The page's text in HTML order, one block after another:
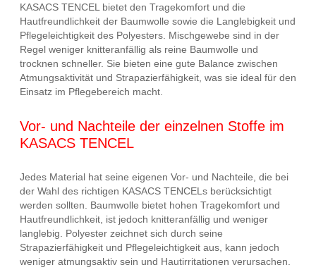
KASACS TENCEL bietet den Tragekomfort und die
Hautfreundlichkeit der Baumwolle sowie die Langlebigkeit und
Pflegeleichtigkeit des Polyesters. Mischgewebe sind in der
Regel weniger knitteranfällig als reine Baumwolle und
trocknen schneller. Sie bieten eine gute Balance zwischen
Atmungsaktivität und Strapazierfähigkeit, was sie ideal für den
Einsatz im Pflegebereich macht.
Vor- und Nachteile der einzelnen Stoffe im
KASACS TENCEL
Jedes Material hat seine eigenen Vor- und Nachteile, die bei
der Wahl des richtigen KASACS TENCELs berücksichtigt
werden sollten. Baumwolle bietet hohen Tragekomfort und
Hautfreundlichkeit, ist jedoch knitteranfällig und weniger
langlebig. Polyester zeichnet sich durch seine
Strapazierfähigkeit und Pflegeleichtigkeit aus, kann jedoch
weniger atmungsaktiv sein und Hautirritationen verursachen.